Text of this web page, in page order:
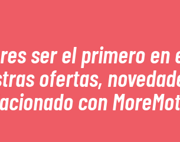
ser el primero
ofertas,
con